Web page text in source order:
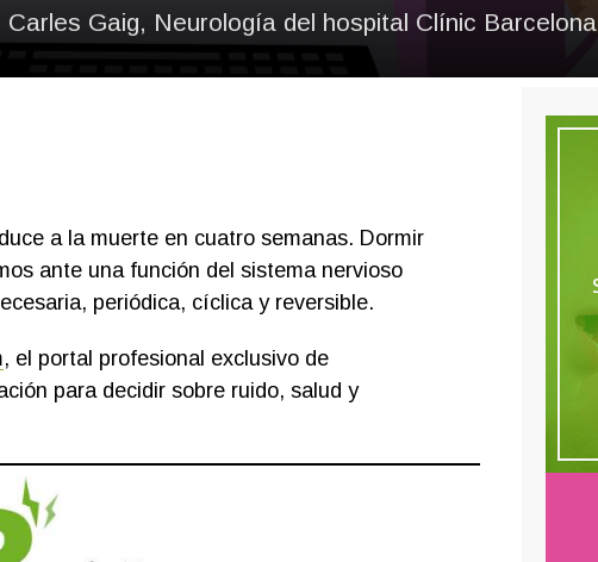
Carles Gaig, Neurología del hospital Clínic Barcelona
a la muerte en cuatro semanas. Dormir
ante una función del sistema nervioso
periódica, cíclica y reversible.
, el portal profesional exclusivo de
para decidir sobre ruido, salud y